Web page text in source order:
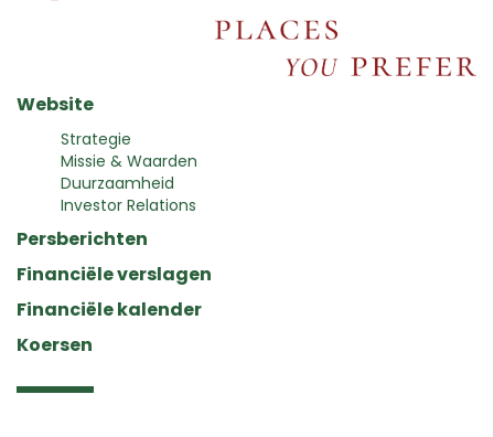
Website
Strategie
Missie & Waarden
Duurzaamheid
Investor Relations
Persberichten
Financiële verslagen
Financiële kalender
Koersen